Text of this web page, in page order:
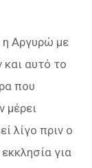
η Αργυρώ με
αυτό το
που
μέρει
λίγο πριν ο
για